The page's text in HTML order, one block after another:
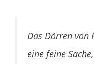
Das Dörren von
eine feine